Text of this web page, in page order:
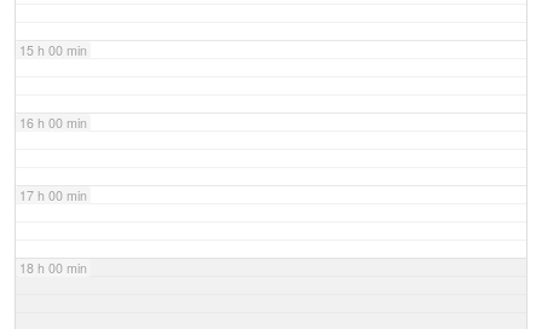
15 h 00 min
16 h 00 min
17 h 00 min
18 h 00 min